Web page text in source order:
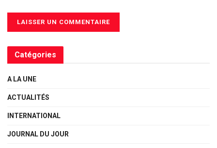
Catégories
A LA UNE
ACTUALITÉS
INTERNATIONAL
JOURNAL DU JOUR